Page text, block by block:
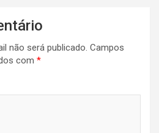
não será publicado. Campos
com *